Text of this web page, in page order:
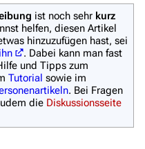
ist noch sehr kurz
helfen, diesen Artikel
hinzuzufügen hast, sei
. Dabei kann man fast
und Tipps zum
Tutorial sowie im
. Bei Fragen
die Diskussionsseite